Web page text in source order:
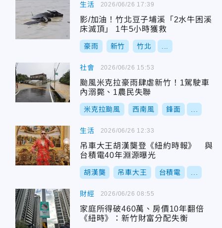
生活
影/加油！竹北豆子埔溪「2水牛困溪
床滅頂」 1牛5小時獲救
豪雨 新竹 竹北
2026/06/26 17:39
社會
颱風米克拉豪雨肆虐新竹！1駕駛車
內溺斃、1農民失聯
米克拉颱風 西南風 鋒面
2026/06/26 15:53
生活
吊車大王胡漢龑登《紐約時報》 與
台積電40年淵源曝光
胡漢龑 吊車大王 台積電
2026/06/26 12:33
財經
家庭所得破460萬、房價10年翻倍
《紐時》：新竹財富分配失衡
2026/06/26 08:55